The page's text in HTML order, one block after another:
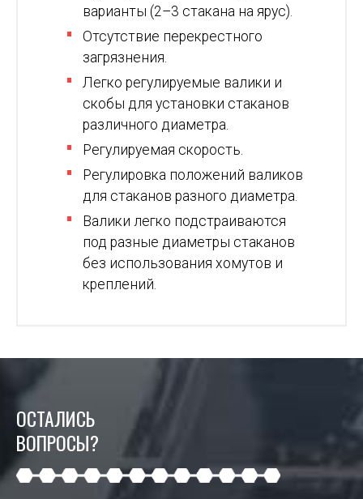
варианты (2–3 стакана на ярус).
Отсутствие перекрестного
загрязнения.
Легко регулируемые валики и
скобы для установки стаканов
различного диаметра.
Регулируемая скорость.
Регулировка положений валиков
для стаканов разного диаметра.
Валики легко подстраиваются
под разные диаметры стаканов
без использования хомутов и
креплений.
ОСТАЛИСЬ
ВОПРОСЫ?